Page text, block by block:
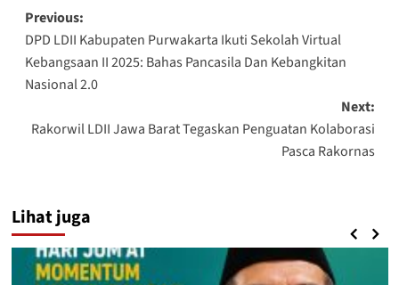
Post
navigation
Previous:
DPD LDII Kabupaten Purwakarta Ikuti Sekolah Virtual
Kebangsaan II 2025: Bahas Pancasila Dan Kebangkitan
Nasional 2.0
Next:
Rakorwil LDII Jawa Barat Tegaskan Penguatan Kolaborasi
Pasca Rakornas
Lihat juga